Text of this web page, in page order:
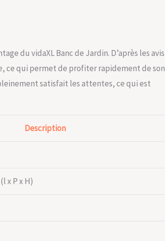
du vidaXL Banc de Jardin. D’après les avis
ce qui permet de profiter rapidement de son
satisfait les attentes, ce qui est
Description
x P x H)